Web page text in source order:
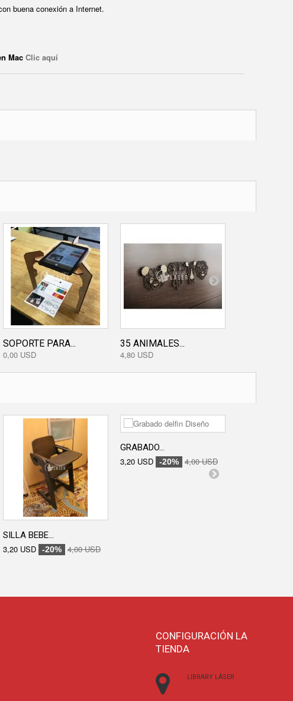
buena conexión a Internet.
Mac Clic aquí
SOPORTE PARA...
0,00 USD
35 ANIMALES...
4,80 USD
SILLA BEBE...
3,20 USD -20% 4,00 USD
GRABADO...
3,20 USD -20% 4,00 USD
CONFIGURACIÓN LA
TIENDA
LIBRARY LÁSER